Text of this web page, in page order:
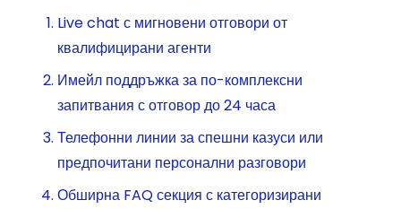
Live chat с мигновени отговори от
квалифицирани агенти
Имейл поддръжка за по-комплексни
запитвания с отговор до 24 часа
Телефонни линии за спешни казуси или
предпочитани персонални разговори
Обширна FAQ секция с категоризирани